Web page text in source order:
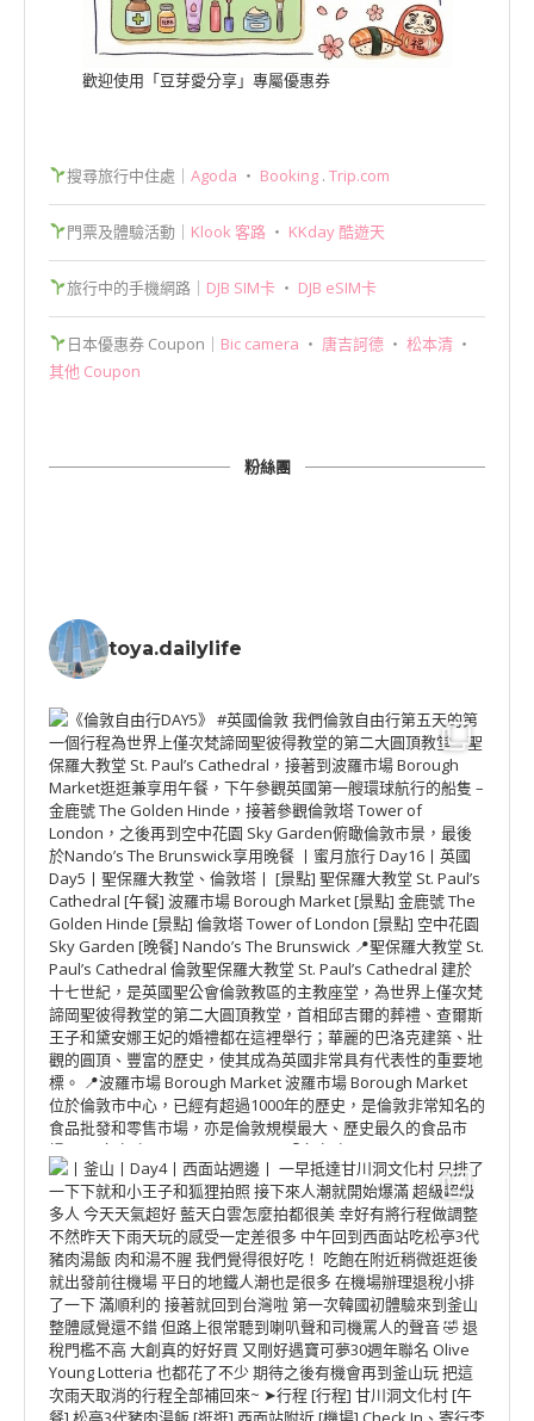
歡迎使用「豆芽愛分享」專屬優惠券
搜尋旅行中住處｜ Agoda ‧ Booking. Trip.com
門票及體驗活動｜ Klook 客路‧ KKday 酷遊天
旅行中的手機網路｜ DJB SIM卡‧ DJB eSIM卡
日本優惠券 Coupon｜ Bic camera ‧ 唐吉訶德‧ 松本清‧
其他 Coupon
粉絲團
toya.dailylife